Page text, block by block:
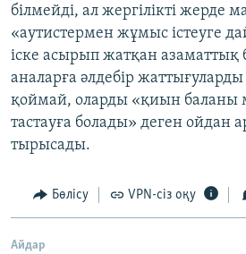
білмейді, ал жергілікті жерде
«аутистермен жұмыс істеуге
іске асырып жатқан азаматтық
аналарға әлдебір
қоймай, оларды «қиын баланы
тастауға болады» деген ойдан
тырысады.
Бөлісу VPN-сіз оқу
Айдар